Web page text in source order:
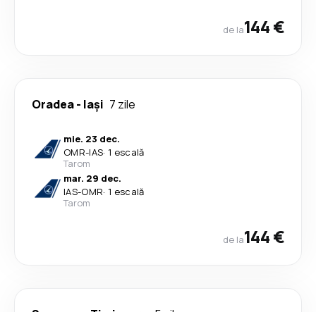
de la144 €
Oradea- Iași 7 zile
mie. 23 dec.
OMR-IAS· 1 escală
Tarom
mar. 29 dec.
IAS-OMR· 1 escală
Tarom
de la144 €